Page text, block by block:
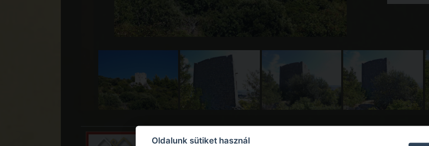
Oldalunk sütiket használ